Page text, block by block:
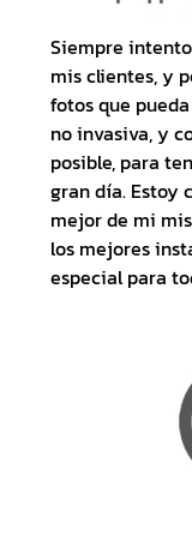
Siempre
mis clientes, y
fotos que
no invasiva, y
posible, para
gran día. Estoy
mejor de mi
los mejores
especial para